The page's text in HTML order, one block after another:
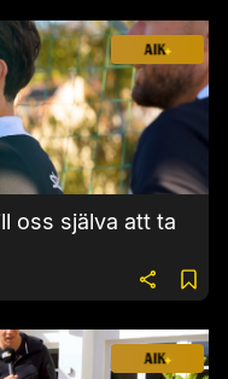
oss själva att ta